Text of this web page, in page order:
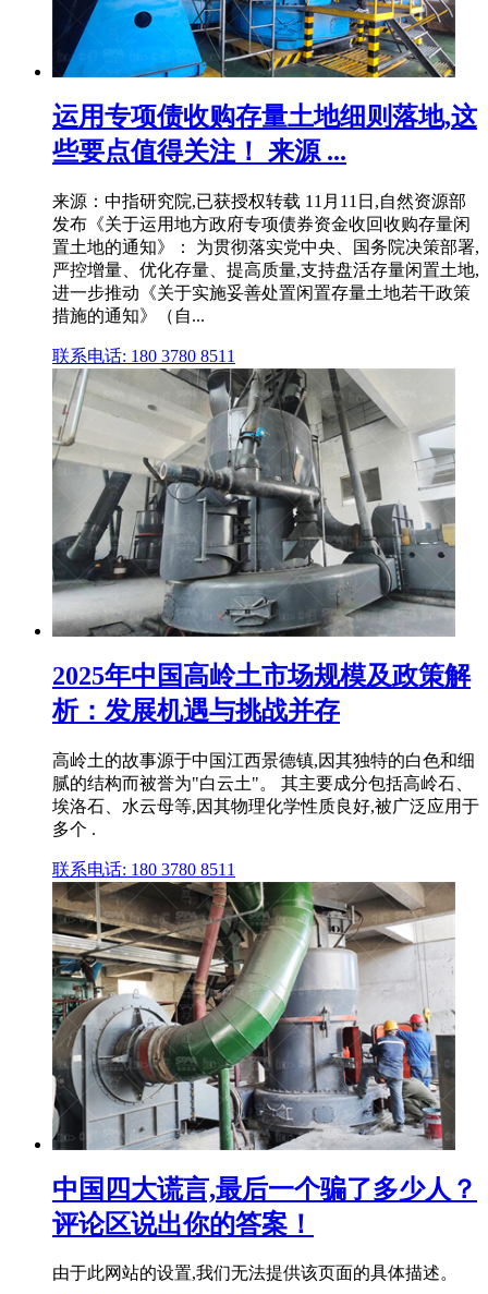
运用专项债收购存量土地细则落地,这
些要点值得关注！ 来源 ...
来源：中指研究院,已获授权转载 11月11日,自然资源部
发布《关于运用地方政府专项债券资金收回收购存量闲
置土地的通知》： 为贯彻落实党中央、国务院决策部署,
严控增量、优化存量、提高质量,支持盘活存量闲置土地,
进一步推动《关于实施妥善处置闲置存量土地若干政策
措施的通知》（自...
联系电话: 180 3780 8511
2025年中国高岭土市场规模及政策解
析：发展机遇与挑战并存
高岭土的故事源于中国江西景德镇,因其独特的白色和细
腻的结构而被誉为"白云土"。 其主要成分包括高岭石、
埃洛石、水云母等,因其物理化学性质良好,被广泛应用于
多个 .
联系电话: 180 3780 8511
中国四大谎言,最后一个骗了多少人？
评论区说出你的答案！
由于此网站的设置,我们无法提供该页面的具体描述。